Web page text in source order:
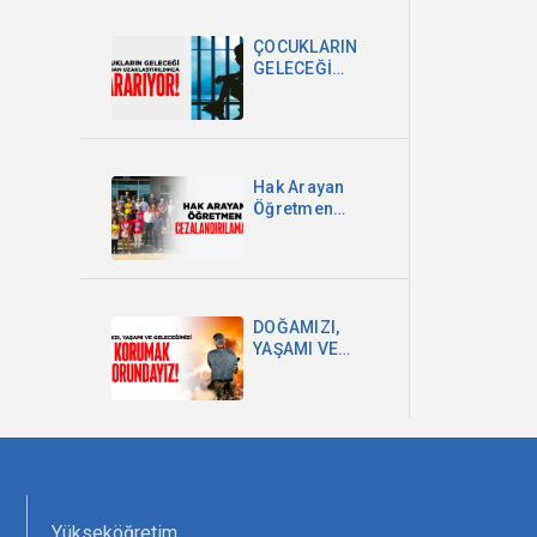
MİLLET
EGEMENLİĞİDİR
ÇOCUKLARIN
GELECEĞİ
Hak Arayan
Öğretmen
DOĞAMIZI,
YAŞAMI VE